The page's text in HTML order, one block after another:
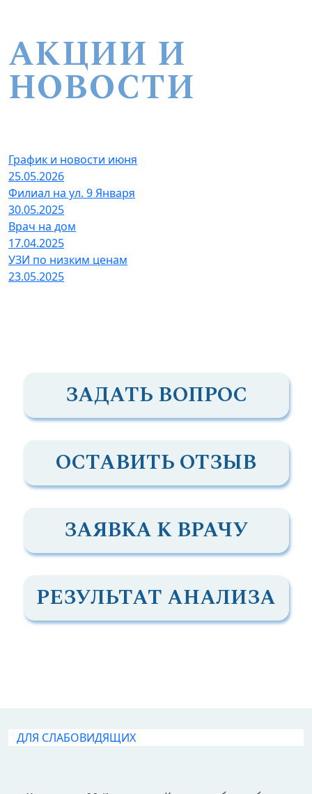
АКЦИИ И
НОВОСТИ
График и новости июня
25.05.2026
Филиал на ул. 9 Января
30.05.2025
Врач на дом
17.04.2025
УЗИ по низким ценам
23.05.2025
ЗАДАТЬ ВОПРОС
ОСТАВИТЬ ОТЗЫВ
ЗАЯВКА К ВРАЧУ
РЕЗУЛЬТАТ АНАЛИЗА
ДЛЯ СЛАБОВИДЯЩИХ